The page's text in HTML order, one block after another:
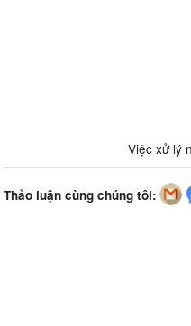
Việc xử lý
Thảo luận cùng chúng tôi: